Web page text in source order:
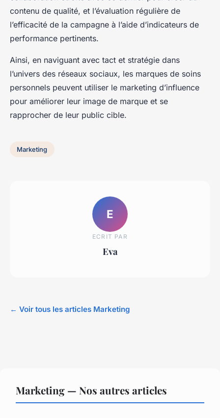
contenu de qualité, et l’évaluation régulière de
l’efficacité de la campagne à l’aide d’indicateurs de
performance pertinents.
Ainsi, en naviguant avec tact et stratégie dans
l’univers des réseaux sociaux, les marques de soins
personnels peuvent utiliser le marketing d’influence
pour améliorer leur image de marque et se
rapprocher de leur public cible.
Marketing
E
ECRIT PAR
Eva
← Voir tous les articles Marketing
Marketing — Nos autres articles